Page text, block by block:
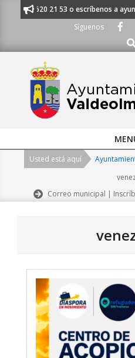
al 91 620 21 53 o escríbenos a
Síguenos
Navigation
Usted está aquí
Correo municipal |